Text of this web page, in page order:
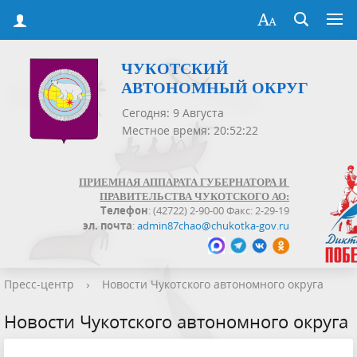
ЧУКОТСКИЙ
АВТОНОМНЫЙ ОКРУГ
Сегодня: 9 Августа
Местное время: 20:52:22
ПРИЕМНАЯ АППАРАТА ГУБЕРНАТОРА И
ПРАВИТЕЛЬСТВА ЧУКОТСКОГО АО:
Телефон: (42722) 2-90-00 Факс: 2-29-19
эл. почта:admin87chao@chukotka-gov.ru
Пресс-центр › Новости Чукотского автономного округа
Новости Чукотского автономного округа